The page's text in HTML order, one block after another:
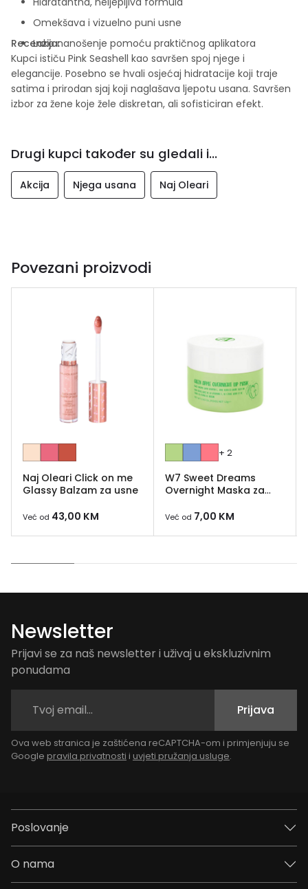
Omekšava i vizuelno puni usne
Lako nanošenje pomoću praktičnog aplikatora
Recenzija:
Kupci ističu Pink Seashell kao savršen spoj njege i
elegancije. Posebno se hvali osjećaj hidratacije koji traje
satima i prirodan sjaj koji naglašava ljepotu usana. Savršen
izbor za žene koje žele diskretan, ali sofisticiran efekt.
Drugi kupci također su gledali i...
Akcija Njega usana Naj Oleari
Povezani proizvodi
Naj Oleari Click on me
Glassy Balzam za usne
Već od 43,00 KM
+ 2
W7 Sweet Dreams
Overnight Maska za
Već od 7,00 KM
Newsletter
Prijavi se za naš newsletter i uživaj u ekskluzivnim
ponudama
Prijava
Ova web stranica je zaštićena reCAPTCHA-om i primjenjuju se
Google pravila privatnosti i uvjeti pružanja usluge.
Poslovanje
O nama